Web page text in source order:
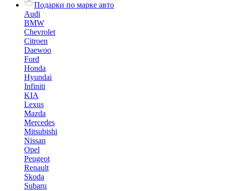
Подарки по марке авто
Audi
BMW
Chevrolet
Citroen
Daewoo
Ford
Honda
Hyundai
Infiniti
KIA
Lexus
Mazda
Mercedes
Mitsubishi
Nissan
Opel
Peugeot
Renault
Skoda
Subaru